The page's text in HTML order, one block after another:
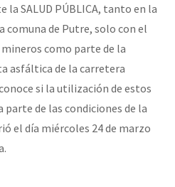
SALUD PÚBLICA, tanto en la
comuna de Putre, solo con el
como parte de la
asfáltica de la carretera
si la utilización de estos
de las condiciones de la
el día miércoles 24 de marzo